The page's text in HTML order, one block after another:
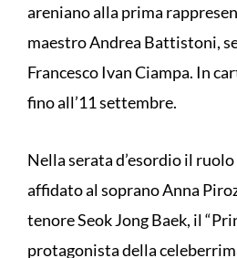
areniano alla prima
maestro Andrea Battistoni,
Francesco Ivan Ciampa. In
fino all’11 settembre.
Nella serata d’esordio il
affidato al soprano Anna
tenore Seok Jong Baek, il
protagonista della